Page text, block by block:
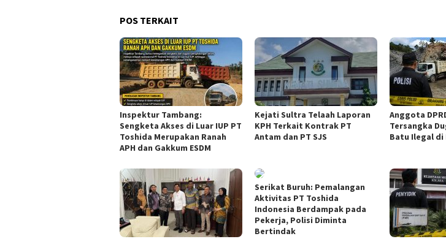
POS TERKAIT
Inspektur Tambang:
Sengketa Akses di Luar IUP PT
Toshida Merupakan Ranah
APH dan Gakkum ESDM
Kejati Sultra Telaah Laporan
KPH Terkait Kontrak PT
Antam dan PT SJS
Anggota
Tersangka
Batu Ilegal di
Serikat Buruh: Pemalangan
Aktivitas PT Toshida
Indonesia Berdampak pada
Pekerja, Polisi Diminta
Bertindak